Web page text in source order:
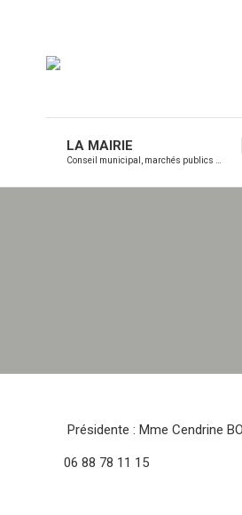
LA MAIRIE
Conseil municipal, marchés publics …
Présidente : Mme Cendrine
06 88 78 11 15